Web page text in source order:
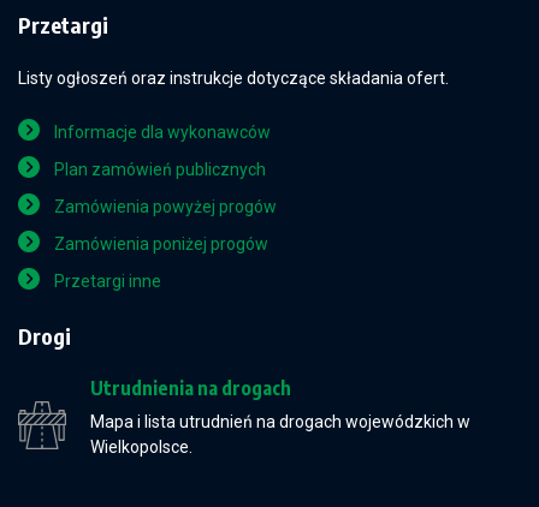
Przetargi
Listy ogłoszeń oraz instrukcje dotyczące składania ofert.
Informacje dla wykonawców
Plan zamówień publicznych
Zamówienia powyżej progów
Zamówienia poniżej progów
Przetargi inne
Drogi
Utrudnienia na drogach
Mapa i lista utrudnień na drogach wojewódzkich w
Wielkopolsce.